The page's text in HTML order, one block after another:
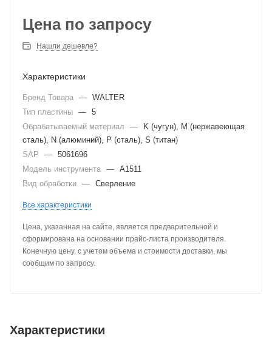
Цена по запросу
Нашли дешевле?
Характеристики
Бренд Товара — WALTER
Тип пластины — 5
Обрабатываемый материал
—
K (чугун), M (нержавеющая
сталь), N (алюминий), P (сталь), S (титан)
SAP
— 5061696
Модель инструмента — A1511
Вид обработки — Сверление
Все характеристики
Цена, указанная на сайте, является предварительной и
сформирована на основании прайс-листа производителя.
Конечную цену, с учетом объема и стоимости доставки, мы
сообщим по запросу.
Характеристики